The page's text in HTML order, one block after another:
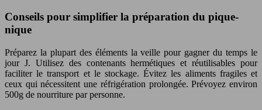
Conseils pour simplifier la préparation du pique-
nique
Préparez la plupart des éléments la veille pour gagner du temps le
jour J. Utilisez des contenants hermétiques et réutilisables pour
faciliter le transport et le stockage. Évitez les aliments fragiles et
ceux qui nécessitent une réfrigération prolongée. Prévoyez environ
500g de nourriture par personne.